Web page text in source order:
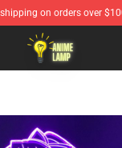
shipping on orders over
- The Best Store